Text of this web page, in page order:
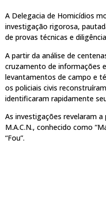
A Delegacia de Homicídios
investigação rigorosa,
de provas técnicas e
A partir da análise de
cruzamento de informações
levantamentos de campo e
os policiais civis
identificaram rapidamente
As investigações revelaram
M.A.C.N., conhecido como
“Fou”.